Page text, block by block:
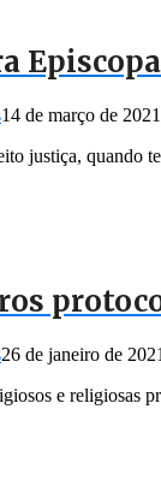
14 de março de 2021
justiça, quando
26 de janeiro de 2021
e religiosas